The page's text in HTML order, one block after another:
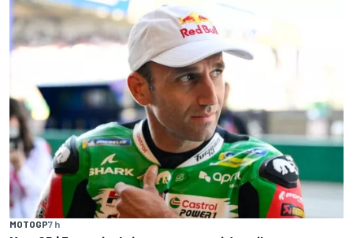
MOTOGP7 h